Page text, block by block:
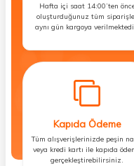
Hafta içi saat 14:00’ten
oluşturduğunuz tüm
aynı gün kargoya
Kapıda Ödeme
Tüm alışverişlerinizde peşin
veya kredi kartı ile kapıda
gerçekleştirebilirsiniz.